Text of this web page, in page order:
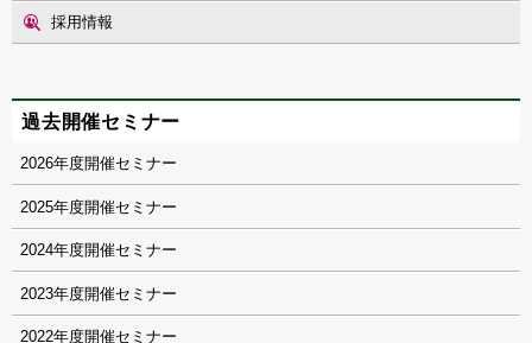
採用情報
過去開催セミナー
2026
2025
2024
2023
2022